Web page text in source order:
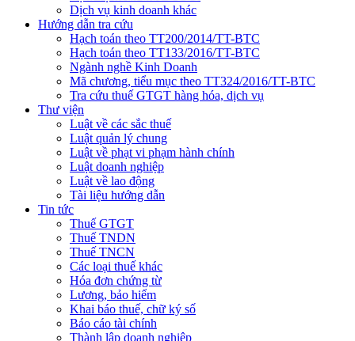
Dịch vụ kinh doanh khác
Hướng dẫn tra cứu
Hạch toán theo TT200/2014/TT-BTC
Hạch toán theo TT133/2016/TT-BTC
Ngành nghề Kinh Doanh
Mã chương, tiểu mục theo TT324/2016/TT-BTC
Tra cứu thuế GTGT hàng hóa, dịch vụ
Thư viện
Luật về các sắc thuế
Luật quản lý chung
Luật về phạt vi phạm hành chính
Luật doanh nghiệp
Luật về lao động
Tài liệu hướng dẫn
Tin tức
Thuế GTGT
Thuế TNDN
Thuế TNCN
Các loại thuế khác
Hóa đơn chứng từ
Lương, bảo hiểm
Khai báo thuế, chữ ký số
Báo cáo tài chính
Thành lập doanh nghiệp